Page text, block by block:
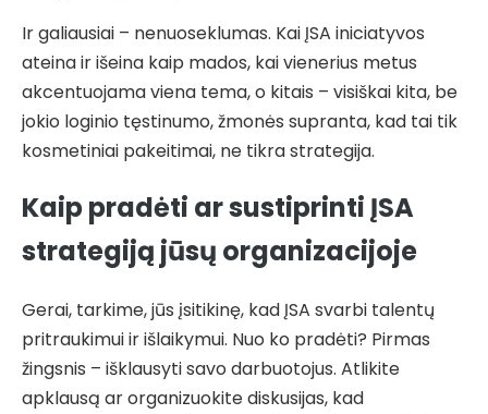
Ir galiausiai – nenuoseklumas. Kai ĮSA iniciatyvos
ateina ir išeina kaip mados, kai vienerius metus
akcentuojama viena tema, o kitais – visiškai kita, be
jokio loginio tęstinumo, žmonės supranta, kad tai tik
kosmetiniai pakeitimai, ne tikra strategija.
Kaip pradėti ar sustiprinti ĮSA
strategiją jūsų organizacijoje
Gerai, tarkime, jūs įsitikinę, kad ĮSA svarbi talentų
pritraukimui ir išlaikymui. Nuo ko pradėti? Pirmas
žingsnis – išklausyti savo darbuotojus. Atlikite
apklausą ar organizuokite diskusijas, kad